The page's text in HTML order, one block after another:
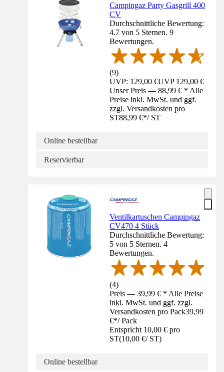
Campingaz Party Gasgrill 400
CV
Durchschnittliche Bewertung:
4.7 von 5 Sternen. 9
Bewertungen.
(9)
UVP: 129,00 €UVP129,00 €
Unser Preis — 88,99 € * Alle
Preise inkl. MwSt. und ggf.
zzgl. Versandkosten pro
ST88,99 €*/ ST
Online bestellbar
Reservierbar
Ventilkartuschen Campingaz
CV470 4 Stück
Durchschnittliche Bewertung:
5 von 5 Sternen. 4
Bewertungen.
(4)
Preis — 39,99 € * Alle Preise
inkl. MwSt. und ggf. zzgl.
Versandkosten pro Pack39,99
€*/ Pack
Entspricht 10,00 € pro
ST(10,00 €/ ST)
Online bestellbar